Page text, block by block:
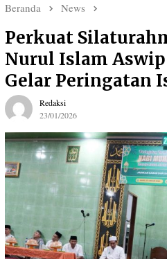
Beranda News
Perkuat
Nurul Islam Aswip
Gelar Peringatan
Redaksi
23/01/2026